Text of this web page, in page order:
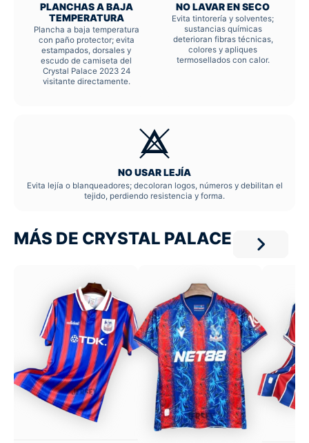
PLANCHAS A BAJA
TEMPERATURA
Plancha a baja temperatura
con paño protector; evita
estampados, dorsales y
escudo de camiseta del
Crystal Palace 2023 24
visitante directamente.
NO LAVAR EN SECO
Evita tintorería y solventes;
sustancias químicas
deterioran fibras técnicas,
colores y apliques
termosellados con calor.
NO USAR LEJÍA
Evita lejía o blanqueadores; decoloran logos, números y debilitan el
tejido, perdiendo resistencia y forma.
MÁS DE CRYSTAL PALACE